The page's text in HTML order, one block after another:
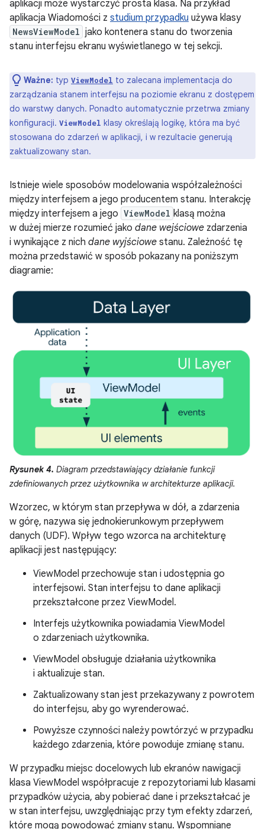
aplikacji może wystarczyć prosta klasa. Na przykład
aplikacja Wiadomości z studium przypadku używa klasy
NewsViewModel jako kontenera stanu do tworzenia
stanu interfejsu ekranu wyświetlanego w tej sekcji.
Ważne: typ ViewModel to zalecana implementacja do
zarządzania stanem interfejsu na poziomie ekranu z dostępem
do warstwy danych. Ponadto automatycznie przetrwa zmiany
konfiguracji. ViewModel klasy określają logikę, która ma być
stosowana do zdarzeń w aplikacji, i w rezultacie generują
zaktualizowany stan.
Istnieje wiele sposobów modelowania współzależności
między interfejsem a jego producentem stanu. Interakcję
między interfejsem a jego ViewModel klasą można
w dużej mierze rozumieć jako dane wejściowe zdarzenia
i wynikające z nich dane wyjściowe stanu. Zależność tę
można przedstawić w sposób pokazany na poniższym
diagramie:
Rysunek 4. Diagram przedstawiający działanie funkcji
zdefiniowanych przez użytkownika w architekturze aplikacji.
Wzorzec, w którym stan przepływa w dół, a zdarzenia
w górę, nazywa się jednokierunkowym przepływem
danych (UDF). Wpływ tego wzorca na architekturę
aplikacji jest następujący:
ViewModel przechowuje stan i udostępnia go
interfejsowi. Stan interfejsu to dane aplikacji
przekształcone przez ViewModel.
Interfejs użytkownika powiadamia ViewModel
o zdarzeniach użytkownika.
ViewModel obsługuje działania użytkownika
i aktualizuje stan.
Zaktualizowany stan jest przekazywany z powrotem
do interfejsu, aby go wyrenderować.
Powyższe czynności należy powtórzyć w przypadku
każdego zdarzenia, które powoduje zmianę stanu.
W przypadku miejsc docelowych lub ekranów nawigacji
klasa ViewModel współpracuje z repozytoriami lub klasami
przypadków użycia, aby pobierać dane i przekształcać je
w stan interfejsu, uwzględniając przy tym efekty zdarzeń,
które mogą powodować zmiany stanu. Wspomniane